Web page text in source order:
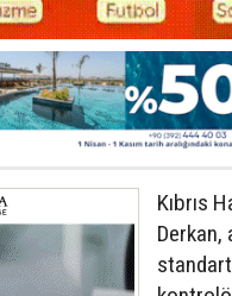
Kıbrıs
Derkan,